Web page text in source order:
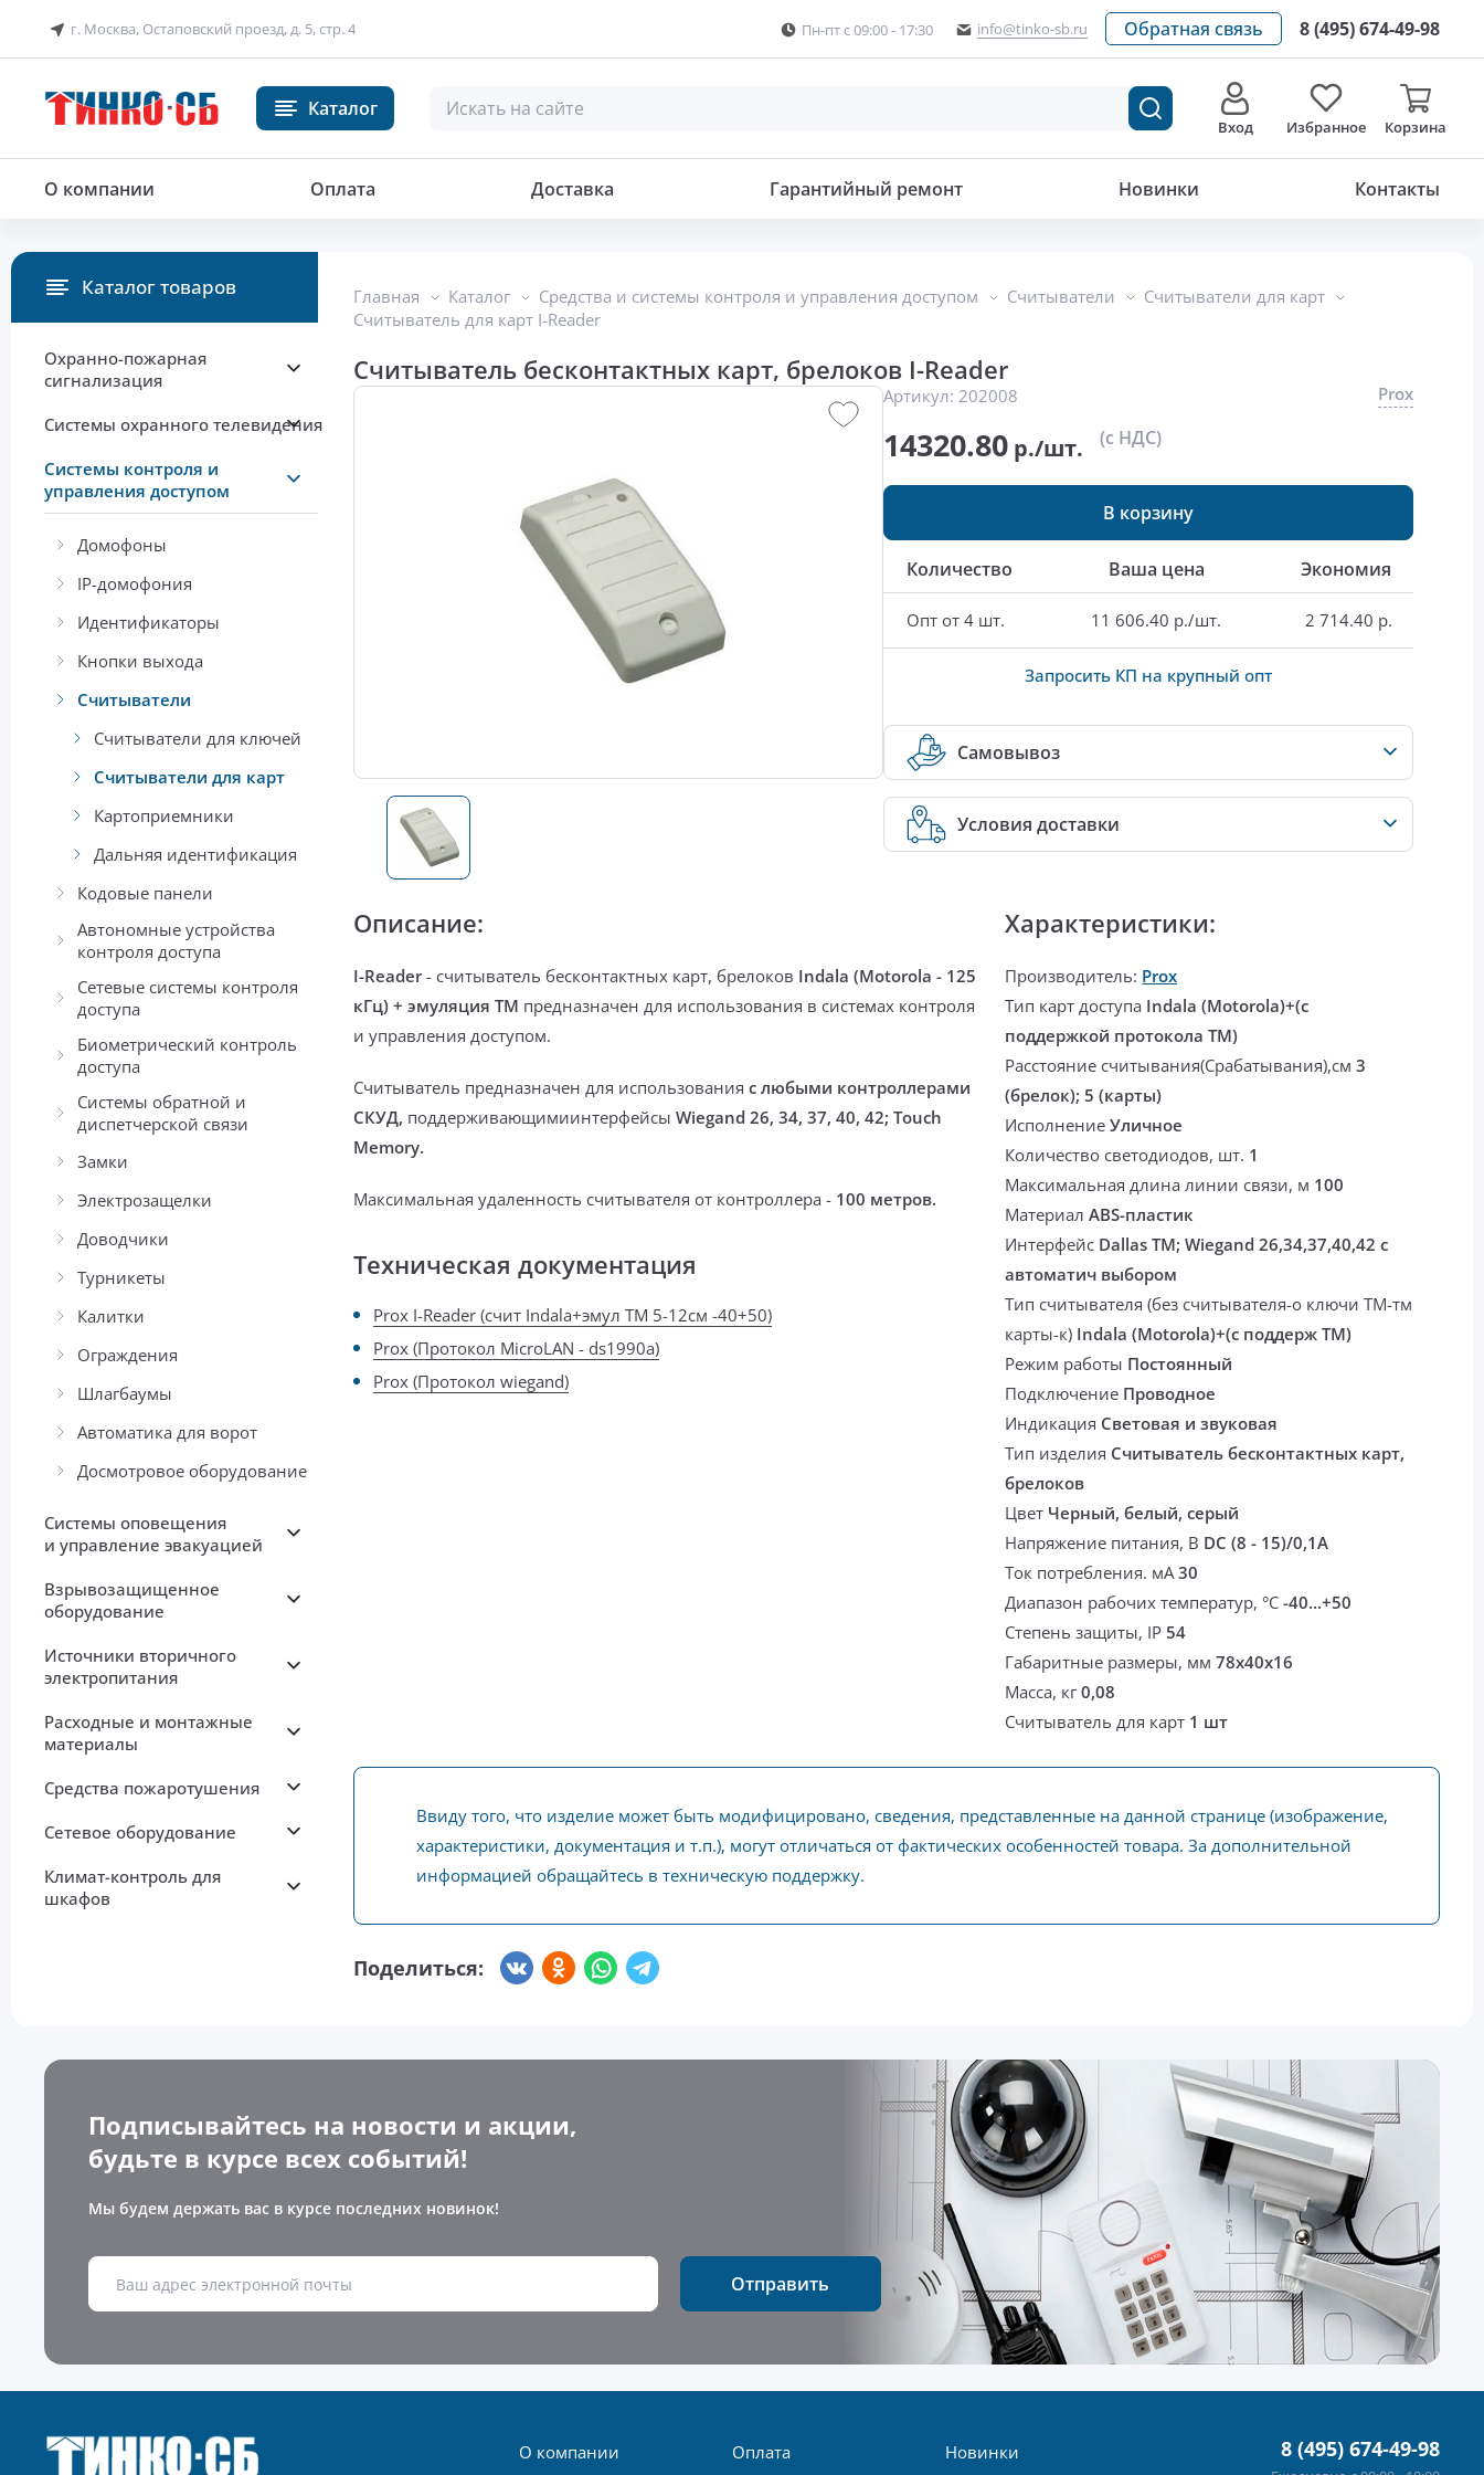
г. Москва, Остаповский проезд, д. 5, стр. 4 Пн-пт с 09:00 - 17:30 info@tinko-sb.ru Обратная связь 8 (495) 674-49-98
Каталог
Вход Избранное Корзина
О компании Оплата Доставка Гарантийный ремонт Новинки Контакты
Главная Каталог Средства и системы контроля и управления доступом Считыватели
Считыватели для карт
Считыватель для карт I-Reader
Считыватель бесконтактных карт, брелоков I-Reader
Артикул: 202008 Prox
14320.80 р./шт. (с НДС)
В корзину
Количество Ваша цена Экономия
Опт от 4 шт. 11 606.40 р./шт. 2 714.40 р.
Запросить КП на крупный опт
Самовывоз
Условия доставки
Характеристики:
Производитель: Prox
Тип карт доступа Indala (Motorola)+(с
поддержкой протокола ТМ)
Расстояние считывания(Срабатывания),см3
(брелок); 5 (карты)
ИсполнениеУличное
Количество светодиодов, шт. 1
Максимальная длина линии связи, м 100
МатериалABS-пластик
Интерфейс Dallas TM; Wiegand 26,34,37,40,42 с
автоматич выбором
Тип считывателя (без считывателя-о ключи ТМ-тм
карты-к) Indala (Motorola)+(с поддерж ТМ)
Режим работы Постоянный
Подключение Проводное
Индикация Световая и звуковая
Тип изделия Считыватель бесконтактных карт,
брелоков
Цвет Черный, белый, серый
Напряжение питания, В DC (8 - 15)/0,1A
Ток потребления. мА30
Диапазон рабочих температур, °С-40...+50
Степень защиты, IP54
Габаритные размеры, мм78х40х16
Масса, кг0,08
Считыватель для карт 1 шт
Описание:
I-Reader- считыватель бесконтактных карт, брелоков Indala (Motorola - 125
кГц) + эмуляция ТМ предназначен для использования в системах контроля
и управления доступом.
Считыватель предназначен для использования с любыми контроллерами
СКУД, поддерживающимиинтерфейсы Wiegand 26, 34, 37, 40, 42; Touch
Memory.
Максимальная удаленность считывателя от контроллера - 100 метров.
Техническая документация
Prox I-Reader (счит Indala+эмул ТМ 5-12см -40+50)
Prox (Протокол MicroLAN - ds1990a)
Prox (Протокол wiegand)
Ввиду того, что изделие может быть модифицировано, сведения, представленные на данной странице (изображение,
характеристики, документация и т.п.), могут отличаться от фактических особенностей товара. За дополнительной
информацией обращайтесь в техническую поддержку.
Поделиться:
Каталог товаров
Охранно-пожарная
сигнализация
Системы охранного телевидения
Системы контроля и
управления доступом
Домофоны
IP-домофония
Идентификаторы
Кнопки выхода
Считыватели
Считыватели для ключей
Считыватели для карт
Картоприемники
Дальняя идентификация
Кодовые панели
Автономные устройства
контроля доступа
Сетевые системы контроля
доступа
Биометрический контроль
доступа
Системы обратной и
диспетчерской связи
Замки
Электрозащелки
Доводчики
Турникеты
Калитки
Ограждения
Шлагбаумы
Автоматика для ворот
Досмотровое оборудование
Системы оповещения
и управление эвакуацией
Взрывозащищенное
оборудование
Источники вторичного
электропитания
Расходные и монтажные
материалы
Средства пожаротушения
Сетевое оборудование
Климат-контроль для
шкафов
14 320.80р./шт.
Подписывайтесь на новости и акции,
будьте в курсе всех событий!
Мы будем держать вас в курсе последних новинок!
Отправить
О компании Оплата Новинки 8 (495) 674-49-98